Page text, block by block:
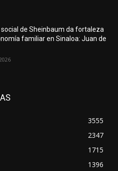
social de Sheinbaum da fortaleza
familiar en Sinaloa: Juan de
3555
2347
1715
1396